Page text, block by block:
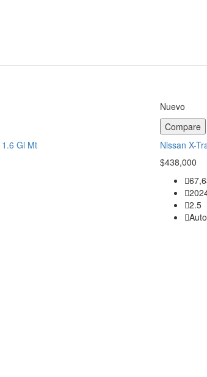
Gl Mt
Nuevo
Compare
Nissan X-
$438,000
2.5